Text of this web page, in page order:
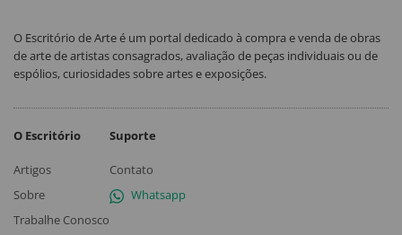
O Escritório de Arte é um portal dedicado à compra e venda de obras
de arte de artistas consagrados, avaliação de peças individuais ou de
espólios, curiosidades sobre artes e exposições.
O Escritório
Artigos
Sobre
Trabalhe Conosco
Suporte
Contato
Whatsapp